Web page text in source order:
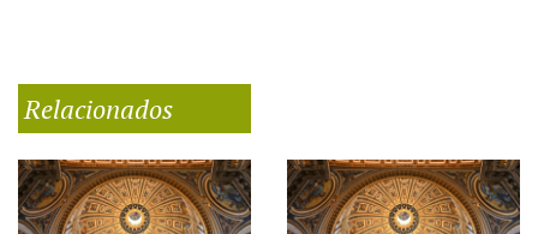
Relacionados